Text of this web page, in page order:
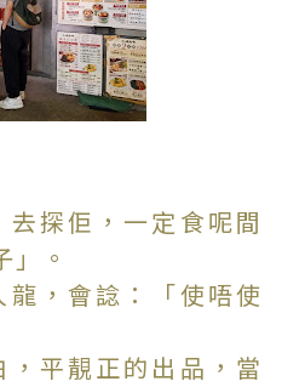
探佢，一定食呢間
。
，會諗：「使唔使
平靚正的出品，當